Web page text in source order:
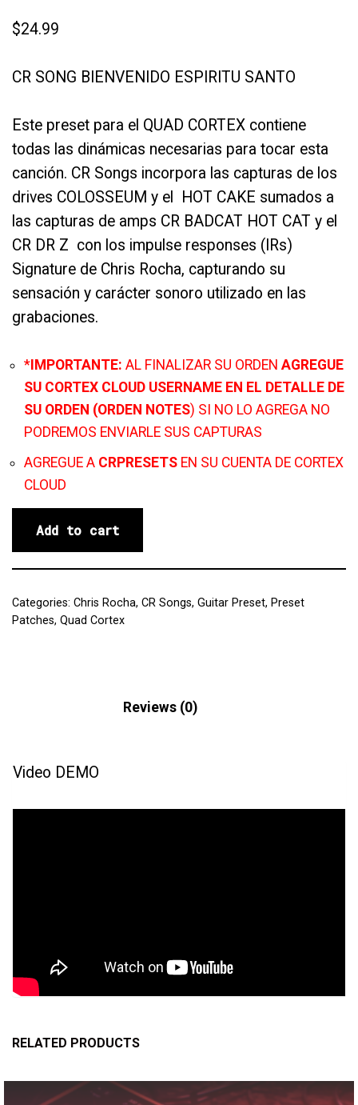
$24.99
CR SONG BIENVENIDO ESPIRITU SANTO
Este preset para el QUAD CORTEX contiene
todas las dinámicas necesarias para tocar esta
canción. CR Songs incorpora las capturas de los
drives COLOSSEUM y el HOT CAKE sumados a
las capturas de amps CR BADCAT HOT CAT y el
CR DR Z con los impulse responses (IRs)
Signature de Chris Rocha, capturando su
sensación y carácter sonoro utilizado en las
grabaciones.
* IMPORTANTE: AL FINALIZAR SU ORDEN AGREGUE
SU CORTEX CLOUD USERNAME EN EL DETALLE DE
SU ORDEN (ORDEN NOTES) SI NO LO AGREGA NO
PODREMOS ENVIARLE SUS CAPTURAS
AGREGUE A CRPRESETS EN SU CUENTA DE CORTEX
CLOUD
Add to cart
Categories: Chris Rocha, CR Songs, Guitar Preset, Preset
Patches, Quad Cortex
Reviews (0)
Video DEMO
RELATED PRODUCTS